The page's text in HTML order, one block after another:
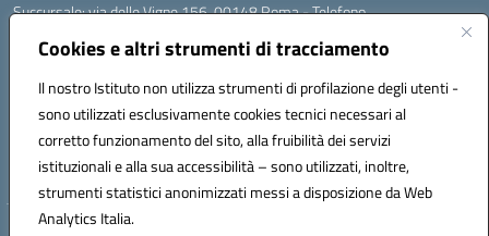
Cookies e altri strumenti di tracciamento
Il nostro Istituto non utilizza strumenti di profilazione degli utenti -
sono utilizzati esclusivamente cookies tecnici necessari al
corretto funzionamento del sito, alla fruibilità dei servizi
istituzionali e alla sua accessibilità – sono utilizzati, inoltre,
strumenti statistici anonimizzati messi a disposizione da Web
Analytics Italia.
Succursale: via delle Vigne 156, 00148 Roma - Telefono
Mail: rmps19000t@istruzione.it - PEC: rmps19000t@pec.istruzione.it
Per contatti con il Dirigente Scolastico, utilizzare esclusivamente
Codice univoco ufficio: UFE6AQ
Codice meccanografico: RMPS19000T
Codice fiscale: 80230950588